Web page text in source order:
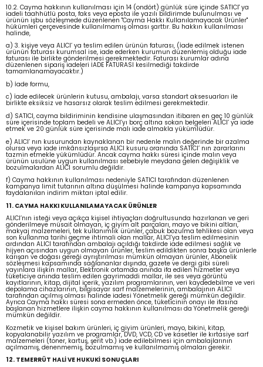
10.2. Cayma hakkının kullanılması için 14 (ondört) günlük süre içinde SATICI' ya
iadeli taahhütlü posta, faks veya eposta ile yazılı bildirimde bulunulması ve
ürünün işbu sözleşmede düzenlenen "Cayma Hakkı Kullanılamayacak Ürünler"
hükümleri çerçevesinde kullanılmamış olması şarttır. Bu hakkın kullanılması
halinde,
a) 3. kişiye veya ALICI’ ya teslim edilen ürünün faturası, (İade edilmek istenen
ürünün faturası kurumsal ise, iade ederken kurumun düzenlemiş olduğu iade
faturası ile birlikte gönderilmesi gerekmektedir. Faturası kurumlar adına
düzenlenen sipariş iadeleri İADE FATURASI kesilmediği takdirde
tamamlanamayacaktır.)
b) İade formu,
c) İade edilecek ürünlerin kutusu, ambalajı, varsa standart aksesuarları ile
birlikte eksiksiz ve hasarsız olarak teslim edilmesi gerekmektedir.
d) SATICI, cayma bildiriminin kendisine ulaşmasından itibaren en geç 10 günlük
süre içerisinde toplam bedeli ve ALICI’yı borç altına sokan belgeleri ALICI’ ya iade
etmek ve 20 günlük süre içerisinde malı iade almakla yükümlüdür.
e) ALICI’ nın kusurundan kaynaklanan bir nedenle malın değerinde bir azalma
olursa veya iade imkânsızlaşırsa ALICI kusuru oranında SATICI’ nın zararlarını
tazmin etmekle yükümlüdür. Ancak cayma hakkı süresi içinde malın veya
ürünün usulüne uygun kullanılması sebebiyle meydana gelen değişiklik ve
bozulmalardan ALICI sorumlu değildir.
f) Cayma hakkının kullanılması nedeniyle SATICI tarafından düzenlenen
kampanya limit tutarının altına düşülmesi halinde kampanya kapsamında
faydalanılan indirim miktarı iptal edilir.
11. CAYMA HAKKI KULLANILAMAYACAK ÜRÜNLER
ALICI’nın isteği veya açıkça kişisel ihtiyaçları doğrultusunda hazırlanan ve geri
gönderilmeye müsait olmayan, iç giyim alt parçaları, mayo ve bikini altları,
makyaj malzemeleri, tek kullanımlık ürünler, çabuk bozulma tehlikesi olan veya
son kullanma tarihi geçme ihtimali olan mallar, ALICI’ya teslim edilmesinin
ardından ALICI tarafından ambalajı açıldığı takdirde iade edilmesi sağlık ve
hijyen açısından uygun olmayan ürünler, teslim edildikten sonra başka ürünlerle
karışan ve doğası gereği ayrıştırılması mümkün olmayan ürünler, Abonelik
sözleşmesi kapsamında sağlananlar dışında, gazete ve dergi gibi süreli
yayınlara ilişkin mallar, Elektronik ortamda anında ifa edilen hizmetler veya
tüketiciye anında teslim edilen gayrimaddi mallar, ile ses veya görüntü
kayıtlarının, kitap, dijital içerik, yazılım programlarının, veri kaydedebilme ve veri
depolama cihazlarının, bilgisayar sarf malzemelerinin, ambalajının ALICI
tarafından açılmış olması halinde iadesi Yönetmelik gereği mümkün değildir.
Ayrıca Cayma hakkı süresi sona ermeden önce, tüketicinin onayı ile ifasına
başlanan hizmetlere ilişkin cayma hakkının kullanılması da Yönetmelik gereği
mümkün değildir.
Kozmetik ve kişisel bakım ürünleri, iç giyim ürünleri, mayo, bikini, kitap,
kopyalanabilir yazılım ve programlar, DVD, VCD, CD ve kasetler ile kırtasiye sarf
malzemeleri (toner, kartuş, şerit vb.) iade edilebilmesi için ambalajlarının
açılmamış, denenmemiş, bozulmamış ve kullanılmamış olmaları gerekir.
12. TEMERRÜT HALİ VE HUKUKİ SONUÇLARI